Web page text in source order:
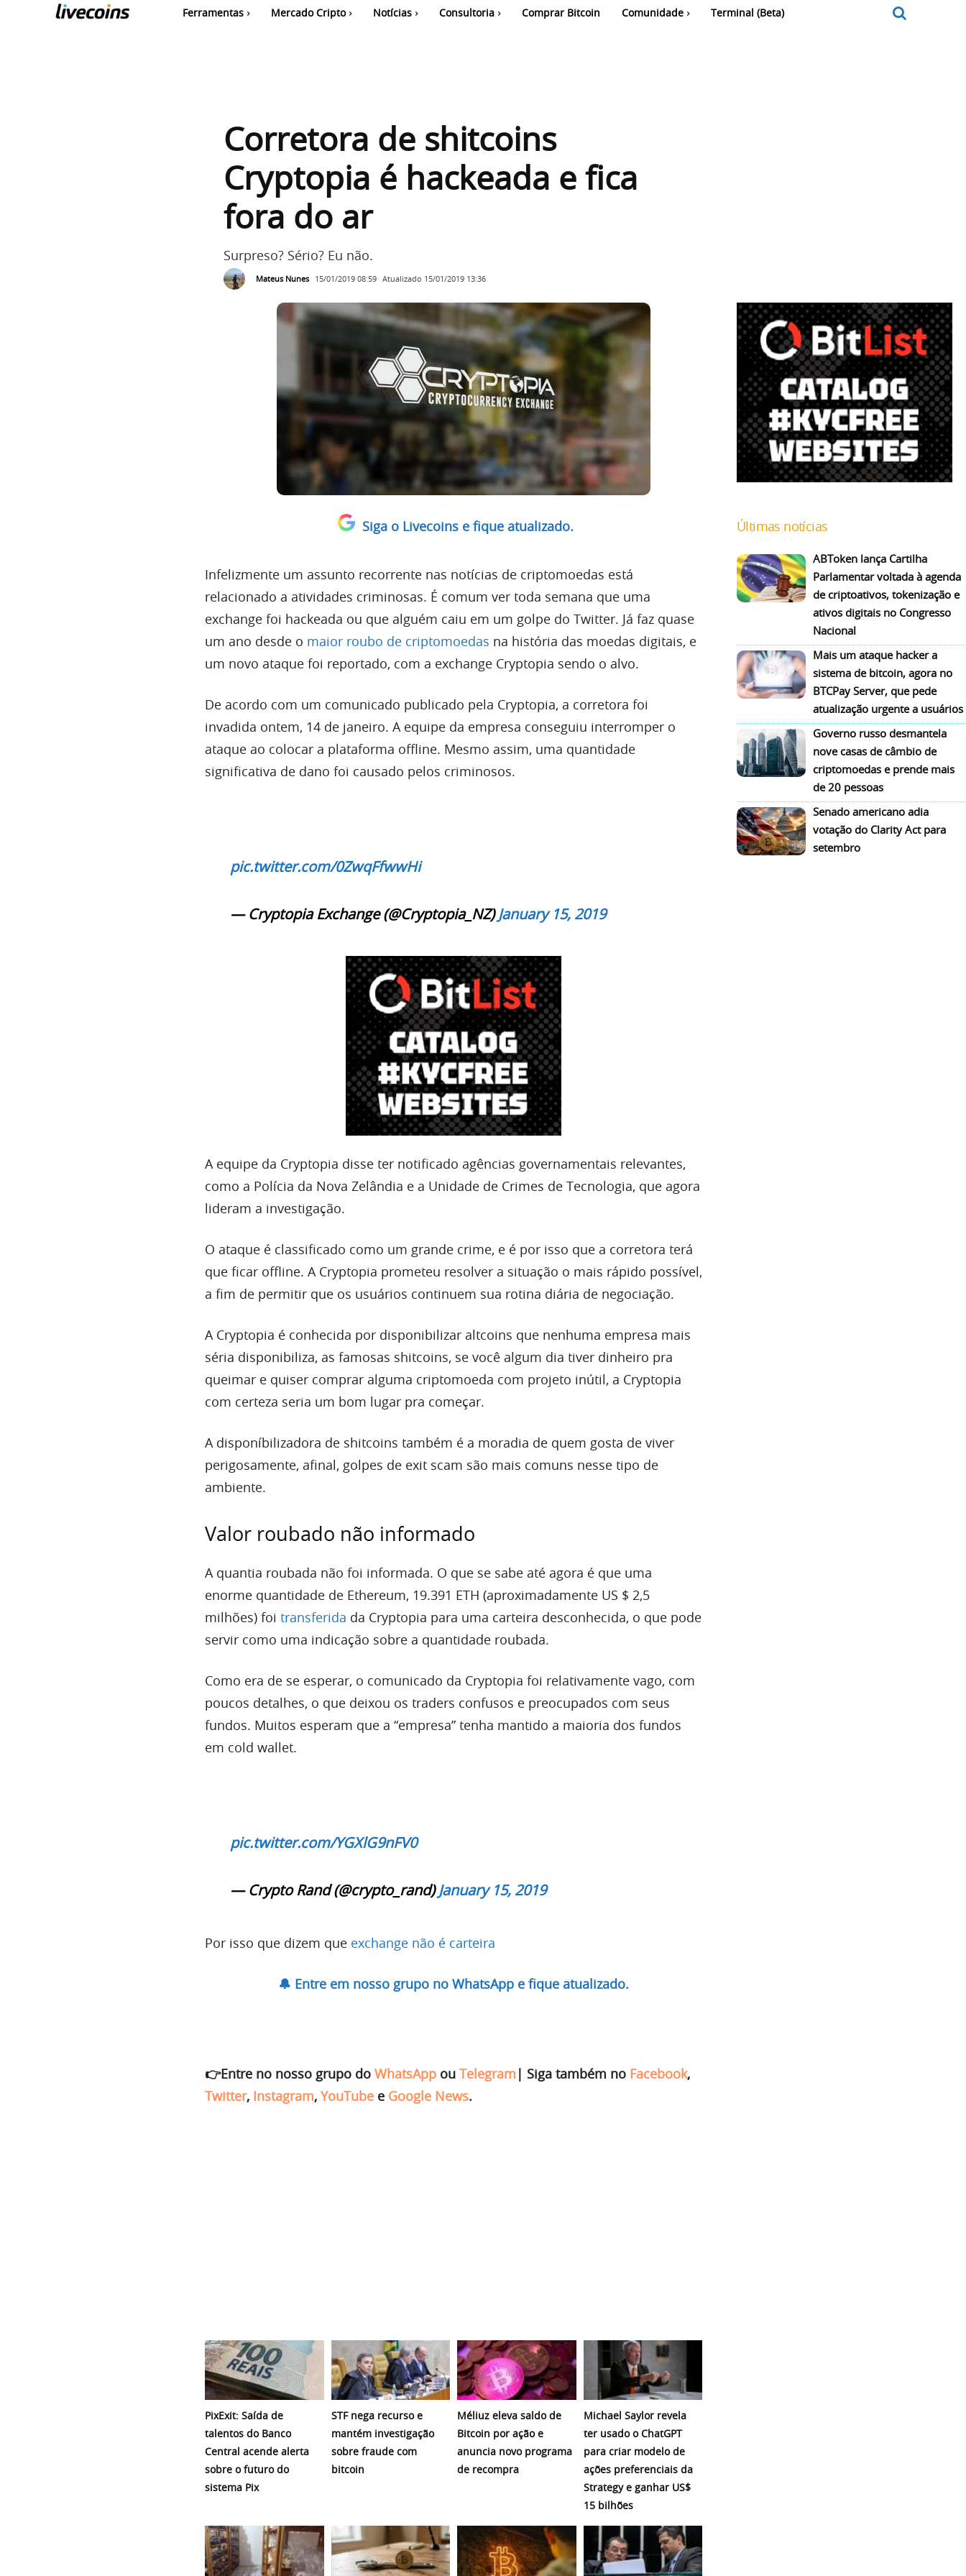
Ferramentas Mercado Cripto Notícias Consultoria Comprar Bitcoin Comunidade Terminal (Beta)
Corretora de shitcoins
Cryptopia é hackeada e fica
fora do ar
Surpreso? Sério? Eu não.
Mateus Nunes 15/01/2019 08:59 Atualizado 15/01/2019 13:36
Siga o Livecoins e fique atualizado.
Infelizmente um assunto recorrente nas notícias de criptomoedas está
relacionado a atividades criminosas. É comum ver toda semana que uma
exchange foi hackeada ou que alguém caiu em um golpe do Twitter. Já faz quase
um ano desde o maior roubo de criptomoedas na história das moedas digitais, e
um novo ataque foi reportado, com a exchange Cryptopia sendo o alvo.
De acordo com um comunicado publicado pela Cryptopia, a corretora foi
invadida ontem, 14 de janeiro. A equipe da empresa conseguiu interromper o
ataque ao colocar a plataforma offline. Mesmo assim, uma quantidade
significativa de dano foi causado pelos criminosos.
pic.twitter.com/0ZwqFfwwHi
— Cryptopia Exchange (@Cryptopia_NZ)January 15, 2019
A equipe da Cryptopia disse ter notificado agências governamentais relevantes,
como a Polícia da Nova Zelândia e a Unidade de Crimes de Tecnologia, que agora
lideram a investigação.
O ataque é classificado como um grande crime, e é por isso que a corretora terá
que ficar offline. A Cryptopia prometeu resolver a situação o mais rápido possível,
a fim de permitir que os usuários continuem sua rotina diária de negociação.
A Cryptopia é conhecida por disponibilizar altcoins que nenhuma empresa mais
séria disponibiliza, as famosas shitcoins, se você algum dia tiver dinheiro pra
queimar e quiser comprar alguma criptomoeda com projeto inútil, a Cryptopia
com certeza seria um bom lugar pra começar.
A disponíbilizadora de shitcoins também é a moradia de quem gosta de viver
perigosamente, afinal, golpes de exit scam são mais comuns nesse tipo de
ambiente.
Valor roubado não informado
A quantia roubada não foi informada. O que se sabe até agora é que uma
enorme quantidade de Ethereum, 19.391 ETH (aproximadamente US $ 2,5
milhões) foi transferida da Cryptopia para uma carteira desconhecida, o que pode
servir como uma indicação sobre a quantidade roubada.
Como era de se esperar, o comunicado da Cryptopia foi relativamente vago, com
poucos detalhes, o que deixou os traders confusos e preocupados com seus
fundos. Muitos esperam que a “empresa” tenha mantido a maioria dos fundos
em cold wallet.
pic.twitter.com/YGXlG9nFV0
— Crypto Rand (@crypto_rand)January 15, 2019
Por isso que dizem que exchange não é carteira
🔔 Entre em nosso grupo no WhatsApp e fique atualizado.
👉Entre no nosso grupo do WhatsApp ou Telegram | Siga também no Facebook,
Twitter, Instagram, YouTube e Google News.
PixExit: Saída de
talentos do Banco
Central acende alerta
sobre o futuro do
sistema Pix
STF nega recurso e
mantém investigação
sobre fraude com
bitcoin
Méliuz eleva saldo de
Bitcoin por ação e
anuncia novo programa
de recompra
Michael Saylor revela
ter usado o ChatGPT
para criar modelo de
ações preferenciais da
Strategy e ganhar US$
15 bilhões
Últimas notícias
ABToken lança Cartilha
Parlamentar voltada à agenda
de criptoativos, tokenização e
ativos digitais no Congresso
Nacional
Mais um ataque hacker a
sistema de bitcoin, agora no
BTCPay Server, que pede
atualização urgente a usuários
Governo russo desmantela
nove casas de câmbio de
criptomoedas e prende mais
de 20 pessoas
Senado americano adia
votação do Clarity Act para
setembro